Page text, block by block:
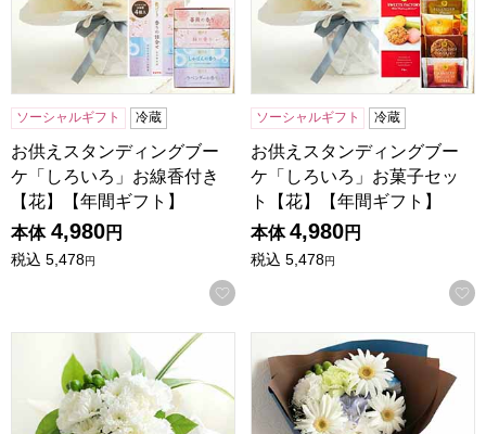
ソーシャルギフト 冷蔵
お供えスタンディングブー
ケ「しろいろ」お線香付き
【花】【年間ギフト】
本体 4,980円
税込 5,478円
お気に入りに登録する
ソーシャルギフト 冷蔵
お供えスタンディングブー
ケ「しろいろ」お菓子セッ
ト【花】【年間ギフト】
本体 4,980円
税込 5,478円
お供えスタンディングブーケ「しろいろ」【花】【年間ギフ
お供えそよはなブーケ(ホワ